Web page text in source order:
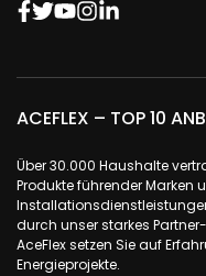
ACEFLEX – TOP 10
Über 30.000 Haushalte
Produkte führender Marken
durch unser starkes
AceFlex setzen Sie auf
Energieprojekte.